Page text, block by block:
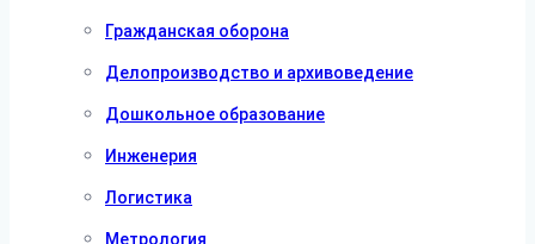
Гражданская оборона
Делопроизводство и архивоведение
Дошкольное образование
Инженерия
Логистика
Метрология